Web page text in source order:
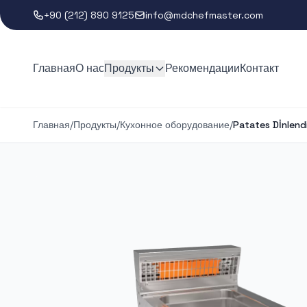
+90 (212) 890 9125 info@mdchefmaster.com
ГлавнаяО насПродукты РекомендацииКонтакт
Главная/Продукты/Кухонное оборудование/Patates